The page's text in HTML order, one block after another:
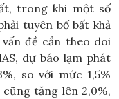
trong khi một số
tuyên bố bất khả
đề cần theo dõi
dự báo lạm phát
so với mức 1,5%
tăng lên 2,0%,